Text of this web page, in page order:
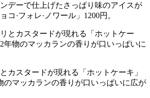
デーで仕上げたさっぱり味のアイスが
コ·フォレ·ノワール」1200円。
カスタードが現れる「ホットケーキ」
のマッカランの香りが口いっぱいに広が